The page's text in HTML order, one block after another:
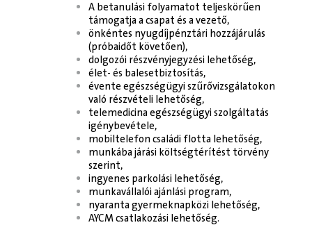
A betanulási folyamatot teljeskörűen
támogatja a csapat és a vezető,
önkéntes nyugdíjpénztári hozzájárulás
(próbaidőt követően),
dolgozói részvényjegyzési lehetőség,
élet- és balesetbiztosítás,
évente egészségügyi szűrővizsgálatokon
való részvételi lehetőség,
telemedicina egészségügyi szolgáltatás
igénybevétele,
mobiltelefon családi flotta lehetőség,
munkába járási költségtérítést törvény
szerint,
ingyenes parkolási lehetőség,
munkavállalói ajánlási program,
nyaranta gyermeknapközi lehetőség,
AYCM csatlakozási lehetőség.